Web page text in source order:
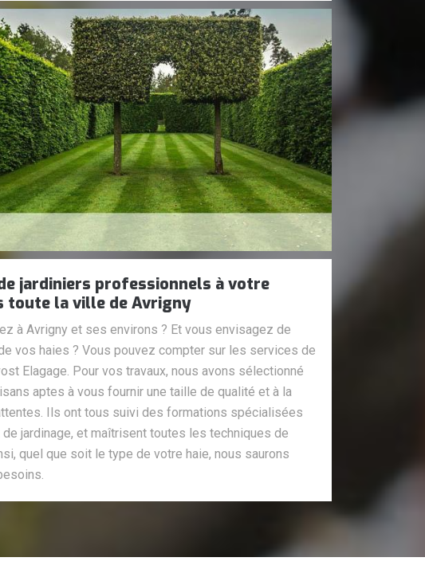
jardiniers professionnels à votre
toute la ville de Avrigny
à Avrigny et ses environs ? Et vous envisagez de
vos haies ? Vous pouvez compter sur les services de
Elagage. Pour vos travaux, nous avons sélectionné
aptes à vous fournir une taille de qualité et à la
Ils ont tous suivi des formations spécialisées
jardinage, et maîtrisent toutes les techniques de
quel que soit le type de votre haie, nous saurons